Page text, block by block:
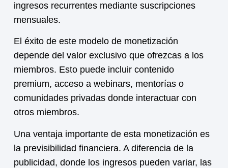
ingresos recurrentes mediante suscripciones
mensuales.
El éxito de este modelo de monetización
depende del valor exclusivo que ofrezcas a los
miembros. Esto puede incluir contenido
premium, acceso a webinars, mentorías o
comunidades privadas donde interactuar con
otros miembros.
Una ventaja importante de esta monetización es
la previsibilidad financiera. A diferencia de la
publicidad, donde los ingresos pueden variar, las